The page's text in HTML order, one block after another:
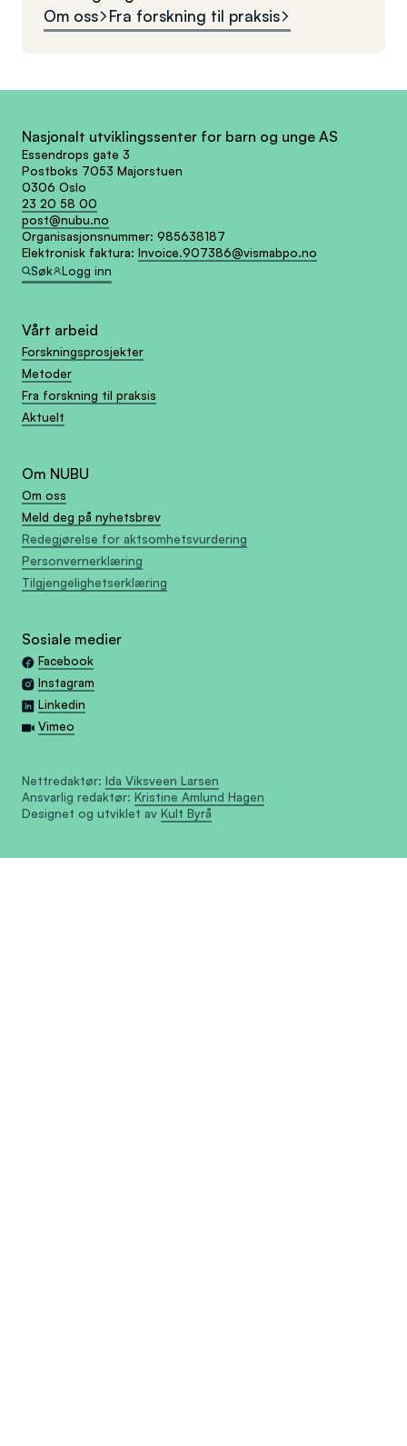
Om oss
Fra forskning til praksis
Nasjonalt utviklingssenter for barn og unge AS
Essendrops gate 3
Postboks 7053 Majorstuen
0306 Oslo
23 20 58 00
post@nubu.no
Organisasjonsnummer: 985638187
Elektronisk faktura: Invoice.907386@vismabpo.no
Søk
Logg inn
Vårt arbeid
Forskningsprosjekter
Metoder
Fra forskning til praksis
Aktuelt
Om NUBU
Om oss
Meld deg på nyhetsbrev
Redegjørelse for aktsomhetsvurdering
Personvernerklæring
Tilgjengelighetserklæring
Sosiale medier
Facebook
Instagram
Linkedin
Vimeo
Nettredaktør: Ida Viksveen Larsen
Ansvarlig redaktør: Kristine Amlund Hagen
Designet og utviklet av Kult Byrå